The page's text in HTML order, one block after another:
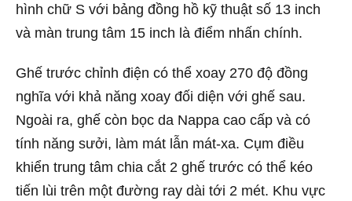
hình chữ S với bảng đồng hồ kỹ thuật số 13 inch
và màn trung tâm 15 inch là điểm nhấn chính.
Ghế trước chỉnh điện có thể xoay 270 độ đồng
nghĩa với khả năng xoay đối diện với ghế sau.
Ngoài ra, ghế còn bọc da Nappa cao cấp và có
tính năng sưởi, làm mát lẫn mát-xa. Cụm điều
khiển trung tâm chia cắt 2 ghế trước có thể kéo
tiến lùi trên một đường ray dài tới 2 mét. Khu vực